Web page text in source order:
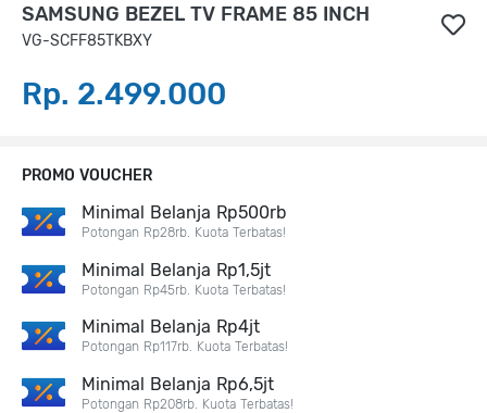
SAMSUNG BEZEL TV FRAME 85 INCH
VG-SCFF85TKBXY
Rp. 2.499.000
PROMO VOUCHER
Minimal Belanja Rp500rb
Potongan Rp28rb. Kuota Terbatas!
Minimal Belanja Rp1,5jt
Potongan Rp45rb. Kuota Terbatas!
Minimal Belanja Rp4jt
Potongan Rp117rb. Kuota Terbatas!
Minimal Belanja Rp6,5jt
Potongan Rp208rb. Kuota Terbatas!